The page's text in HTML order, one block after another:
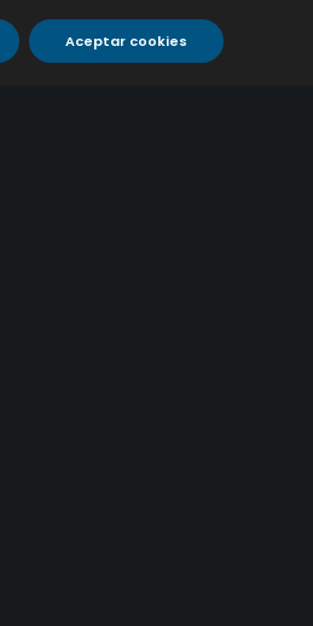
Aceptar cookies